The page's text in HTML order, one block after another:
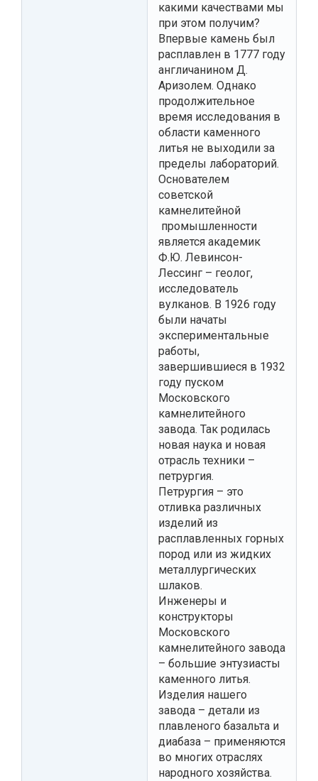
какими качествами мы
при этом получим?
Впервые камень был
расплавлен в 1777 году
англичанином Д.
Аризолем. Однако
продолжительное
время исследования в
области каменного
литья не выходили за
пределы лабораторий.
Основателем
советской
камнелитейной
промышленности
является академик
Ф.Ю. Левинсон-
Лессинг – геолог,
исследователь
вулканов. В 1926 году
были начаты
экспериментальные
работы,
завершившиеся в 1932
году пуском
Московского
камнелитейного
завода. Так родилась
новая наука и новая
отрасль техники –
петрургия.
Петрургия – это
отливка различных
изделий из
расплавленных горных
пород или из жидких
металлургических
шлаков.
Инженеры и
конструкторы
Московского
камнелитейного завода
– большие энтузиасты
каменного литья.
Изделия нашего
завода – детали из
плавленого базальта и
диабаза – применяются
во многих отраслях
народного хозяйства.